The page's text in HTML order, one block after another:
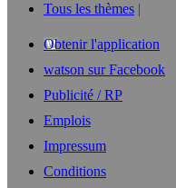
Tous les thèmes
Obtenir l'application
watson sur Facebook
Publicité / RP
Emplois
Impressum
Conditions